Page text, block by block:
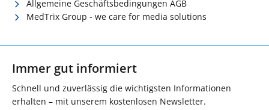
Allgemeine Geschäftsbedingungen AGB
MedTrix Group - we care for media solutions
Immer gut informiert
Schnell und zuverlässig die wichtigsten Informationen
erhalten – mit unserem kostenlosen Newsletter.